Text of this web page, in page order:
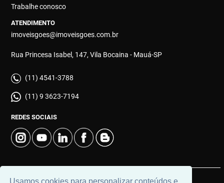
Usamos cookies para personalizar conteúdos e
Trabalhe conosco
ATENDIMENTO
imoveisgoes@imoveisgoes.com.br
Rua Princesa Isabel, 147, Vila Bocaina - Mauá-SP
(11) 4541-3788
(11) 9 3623-7194
REDES SOCIAIS